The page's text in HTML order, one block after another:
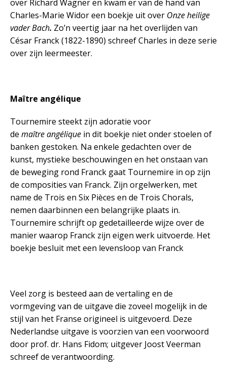
over Richard Wagner en kwam er van de hand van
Charles-Marie Widor een boekje uit over Onze heilige
vader Bach. Zo’n veertig jaar na het overlijden van
César Franck (1822-1890) schreef Charles in deze serie
over zijn leermeester.
Maître angélique
Tournemire steekt zijn adoratie voor
de maître angélique in dit boekje niet onder stoelen of
banken gestoken. Na enkele gedachten over de
kunst, mystieke beschouwingen en het onstaan van
de beweging rond Franck gaat Tournemire in op zijn
de composities van Franck. Zijn orgelwerken, met
name de Trois en Six Pièces en de Trois Chorals,
nemen daarbinnen een belangrijke plaats in.
Tournemire schrijft op gedetailleerde wijze over de
manier waarop Franck zijn eigen werk uitvoerde. Het
boekje besluit met een levensloop van Franck
Veel zorg is besteed aan de vertaling en de
vormgeving van de uitgave die zoveel mogelijk in de
stijl van het Franse origineel is uitgevoerd. Deze
Nederlandse uitgave is voorzien van een voorwoord
door prof. dr. Hans Fidom; uitgever Joost Veerman
schreef de verantwoording.